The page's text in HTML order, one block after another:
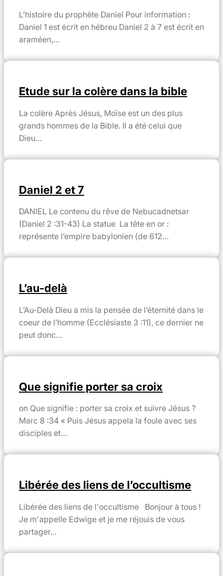
L’histoire du prophète Daniel Pour information :
Daniel 1 est écrit en hébreu Daniel 2 à 7 est écrit en
araméen,…
Etude sur la colère dans la bible
La colère Après Jésus, Moïse est un des plus
grands hommes de la Bible. Il a été celui que
Dieu…
Daniel 2 et 7
DANIEL Le contenu du rêve de Nebucadnetsar
(Daniel 2 :31-43) La statue La tête en or :
représente l’empire babylonien (de 612…
L’au-delà
L’Au-Delà Dieu a mis la pensée de l’éternité dans le
coeur de l’homme (Ecclésiaste 3 :11), ce dernier ne
peut donc…
Que signifie porter sa croix
on Que signifie : porter sa croix et suivre Jésus ?
Marc 8 :34 « Puis Jésus appela la foule avec ses
disciples et…
Libérée des liens de l’occultisme
Libérée des liens de l'occultisme Bonjour à tous !
Je m'appelle Edwige et je me réjouis de vous
partager…